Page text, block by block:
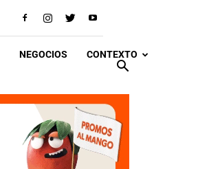
NEGOCIOS CONTEXTO